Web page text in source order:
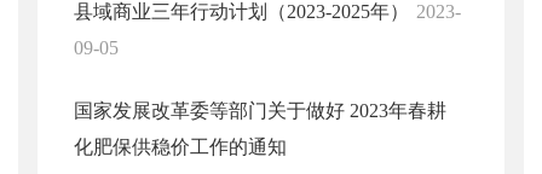
县域商业三年行动计划（2023-2025年）
2023-
09-05
国家发展改革委等部门关于做好 2023年春耕
化肥保供稳价工作的通知